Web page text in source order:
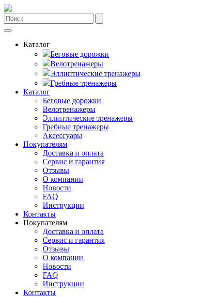
Каталог
Беговые дорожки
Велотренажеры
Эллиптические тренажеры
Гребные тренажеры
Каталог
Беговые дорожки
Велотренажеры
Эллиптические тренажеры
Гребные тренажеры
Аксессуары
Покупателям
Доставка и оплата
Сервис и гарантия
Отзывы
О компании
Новости
FAQ
Инструкции
Контакты
Покупателям
Доставка и оплата
Сервис и гарантия
Отзывы
О компании
Новости
FAQ
Инструкции
Контакты